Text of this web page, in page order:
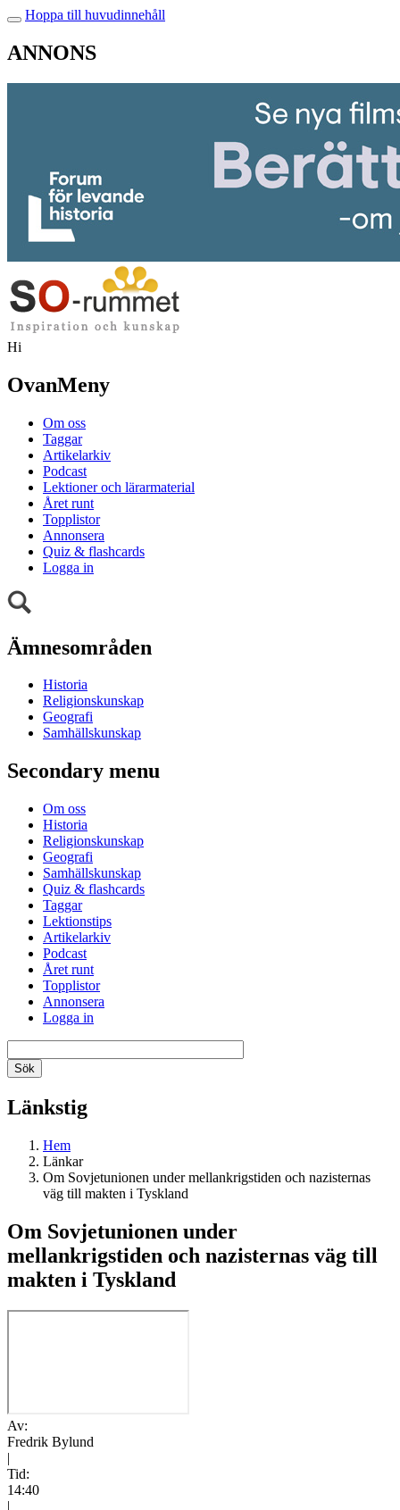
Hoppa till huvudinnehåll
ANNONS
Hi
OvanMeny
Om oss
Taggar
Artikelarkiv
Podcast
Lektioner och lärarmaterial
Året runt
Topplistor
Annonsera
Quiz & flashcards
Logga in
Ämnesområden
Historia
Religionskunskap
Geografi
Samhällskunskap
Secondary menu
Om oss
Historia
Religionskunskap
Geografi
Samhällskunskap
Quiz & flashcards
Taggar
Lektionstips
Artikelarkiv
Podcast
Året runt
Topplistor
Annonsera
Logga in
Länkstig
Hem
Länkar
Om Sovjetunionen under mellankrigstiden och nazisternas
väg till makten i Tyskland
Om Sovjetunionen under
mellankrigstiden och nazisternas väg till
makten i Tyskland
Av:
Fredrik Bylund
|
Tid:
14:40
|